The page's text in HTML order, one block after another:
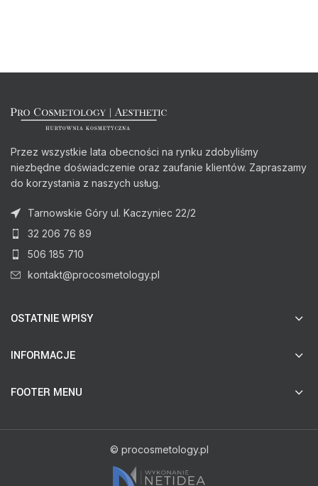
Przez wszystkie lata obecności na rynku zdobyliśmy
niezbędne doświadczenie oraz zaufanie klientów. Zapraszamy
do korzystania z naszych usług.
Tarnowskie Góry ul. Kaczyniec 22/2
32 206 76 89
506 185 710
kontakt@procosmetology.pl
OSTATNIE WPISY
INFORMACJE
FOOTER MENU
© procosmetology.pl